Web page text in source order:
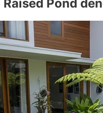
Raised Pond